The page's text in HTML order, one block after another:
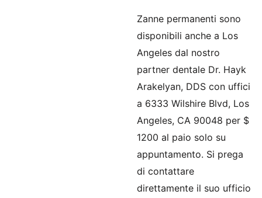
Zanne permanenti sono
disponibili anche a Los
Angeles dal nostro
partner dentale Dr. Hayk
Arakelyan, DDS con uffici
a 6333 Wilshire Blvd, Los
Angeles, CA 90048 per $
1200 al paio solo su
appuntamento. Si prega
di contattare
direttamente il suo ufficio